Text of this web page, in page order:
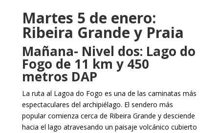
Martes 5 de enero:
Ribeira Grande y Praia
Mañana- Nivel dos: Lago do
Fogo de 11 km y 450
metros DAP
La ruta al Lagoa do Fogo es una de las caminatas más
espectaculares del archipiélago. El sendero más
popular comienza cerca de Ribeira Grande y desciende
hacia el lago atravesando un paisaje volcánico cubierto